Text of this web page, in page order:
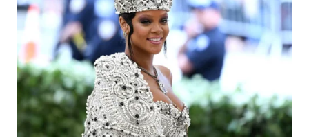
INFRASTRUKTUR
WAHANA
KONSUMEN
WAHANA
LISTRIK